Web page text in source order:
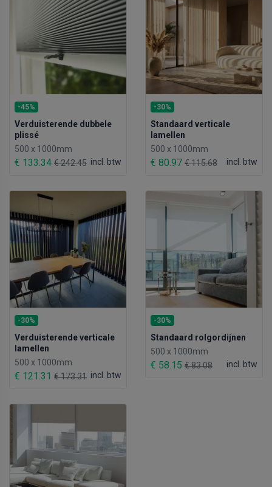
-45%
Verduisterende dubbele
plissé
500 x 1000mm
€ 133.34 € 242.45 incl. btw
-30%
Standaard verticale
lamellen
500 x 1000mm
€ 80.97 € 115.68 incl. btw
-30%
Verduisterende verticale
lamellen
500 x 1000mm
€ 121.31 € 173.31 incl. btw
-30%
Standaard rolgordijnen
500 x 1000mm
€ 58.15 € 83.08 incl. btw